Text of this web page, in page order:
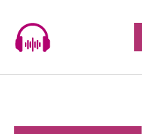
content